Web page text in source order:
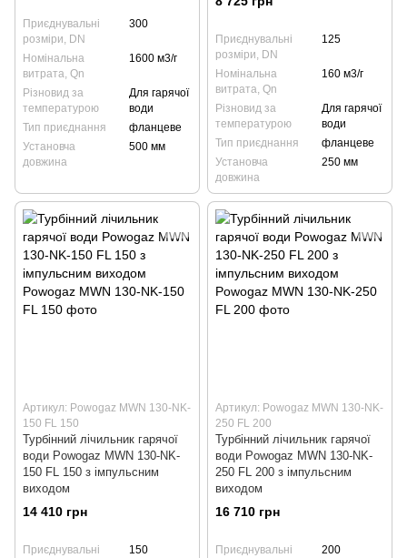
Приєднувальні
розміри, DN
300
Номінальна
витрата, Qn
1600 м3/г
Різновид за
температурою
Для гарячої
води
Тип приєднання
фланцеве
Установча
довжина
500 мм
Приєднувальні
розміри, DN
125
Номінальна
витрата, Qn
160 м3/г
Різновид за
температурою
Для гарячої
води
Тип приєднання
фланцеве
Установча
довжина
250 мм
Артикул: Powogaz MWN 130-NK-
150 FL 150
Турбінний лічильник гарячої
води Powogaz MWN 130-NK-
150 FL 150 з імпульсним
виходом
14 410 грн
Приєднувальні
150
Артикул: Powogaz MWN 130-NK-
250 FL 200
Турбінний лічильник гарячої
води Powogaz MWN 130-NK-
250 FL 200 з імпульсним
виходом
16 710 грн
Приєднувальні
200